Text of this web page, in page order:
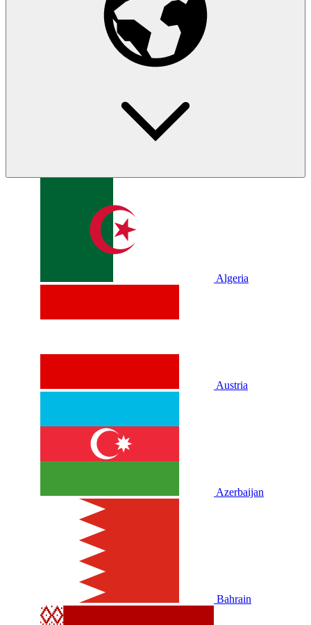
Algeria
Austria
Azerbaijan
Bahrain